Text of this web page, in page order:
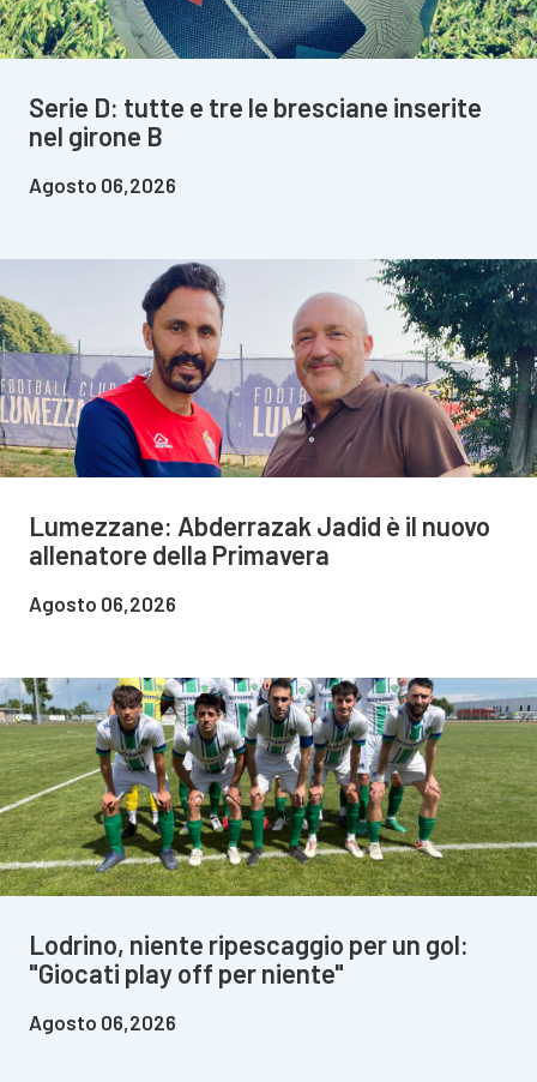
Serie D: tutte e tre le bresciane inserite
nel girone B
Agosto 06,2026
Lumezzane: Abderrazak Jadid è il nuovo
allenatore della Primavera
Agosto 06,2026
Lodrino, niente ripescaggio per un gol:
"Giocati play off per niente"
Agosto 06,2026